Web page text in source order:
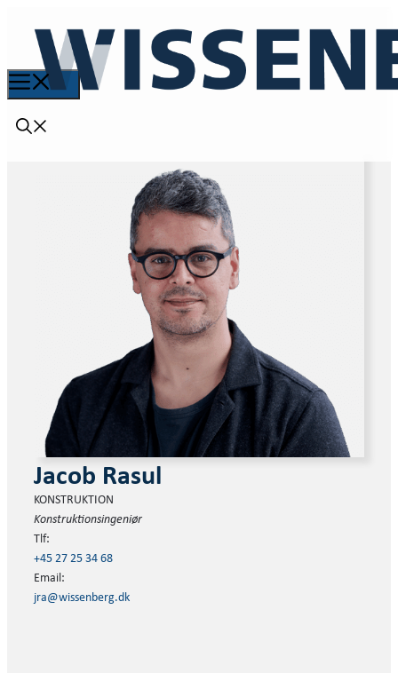
Jacob Rasul
KONSTRUKTION
Konstruktionsingeniør
Tlf:
+45 27 25 34 68
Email:
jra@wissenberg.dk